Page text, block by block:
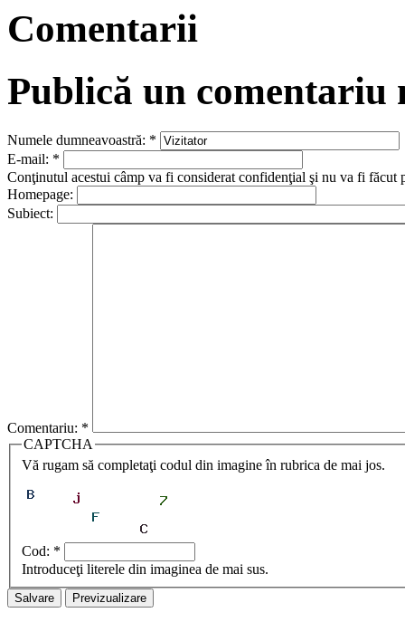
Comentarii
Publică un comentariu
Numele dumneavoastră: *
E-mail: *
Conţinutul acestui câmp va fi considerat confidenţial şi nu va fi făcut
Homepage:
Subiect:
Comentariu: *
CAPTCHA
Vă rugam să completaţi codul din imagine în rubrica de mai jos.
Cod: *
Introduceţi literele din imaginea de mai sus.